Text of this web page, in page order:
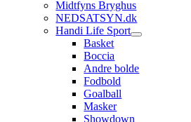
Midtfyns Bryghus
NEDSATSYN.dk
Handi Life Sport
Basket
Boccia
Andre bolde
Fodbold
Goalball
Masker
Showdown